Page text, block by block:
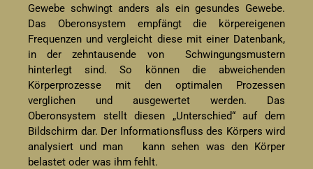
Gewebe schwingt anders als ein gesundes Gewebe.
Das Oberonsystem empfängt die körpereigenen
Frequenzen und vergleicht diese mit einer Datenbank,
in der zehntausende von Schwingungsmustern
hinterlegt sind. So können die abweichenden
Körperprozesse mit den optimalen Prozessen
verglichen und ausgewertet werden. Das
Oberonsystem stellt diesen „Unterschied“ auf dem
Bildschirm dar. Der Informationsfluss des Körpers wird
analysiert und man kann sehen was den Körper
belastet oder was ihm fehlt.